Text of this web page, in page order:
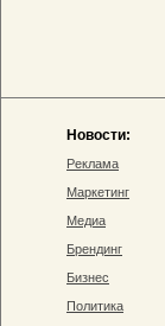
Новости:
Реклама
Маркетинг
Медиа
Брендинг
Бизнес
Политика